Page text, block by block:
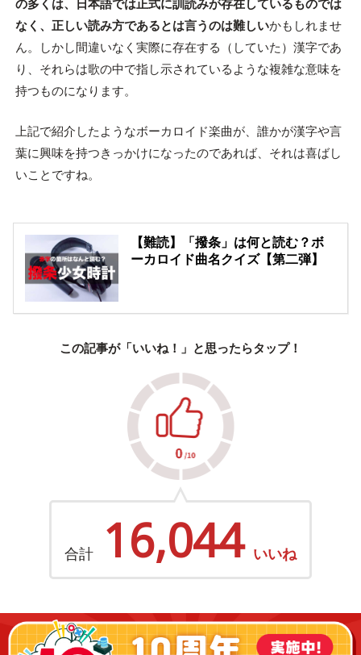
の多くは、日本語では正式に訓読みが存在しているものでは
なく、正しい読み方であるとは言うのは難しいかもしれませ
ん。しかし間違いなく実際に存在する（していた）漢字であ
り、それらは歌の中で指し示されているような複雑な意味を
持つものになります。
上記で紹介したようなボーカロイド楽曲が、誰かが漢字や言
葉に興味を持つきっかけになったのであれば、それは喜ばし
いことですね。
【難読】「撥条」は何と読む？ボ
ーカロイド曲名クイズ【第二弾】
この記事が「いいね！」と思ったらタップ！
合計 16,044 いいね